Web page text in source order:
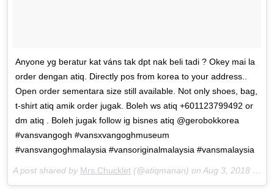
Anyone yg beratur kat váns tak dpt nak beli tadi ? Okey mai la
order dengan atiq. Directly pos from korea to your address..
Open order sementara size still available. Not only shoes, bag,
t-shirt atiq amik order jugak. Boleh ws atiq +601123799492 or
dm atiq . Boleh jugak follow ig bisnes atiq @gerobokkorea
#vansvangogh #vansxvangoghmuseum
#vansvangoghmalaysia #vansoriginalmalaysia #vansmalaysia
A post shared by Mrs.Chucklet (@atiqmanan) on Aug 3, 2018 at 7:05am PDT